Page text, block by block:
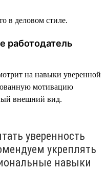
в деловом стиле.
работодатель
на навыки уверенной
мотивацию
внешний вид.
уверенность
укреплять
навыки